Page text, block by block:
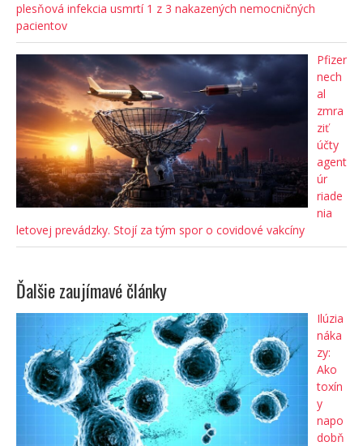
plesňová infekcia usmrtí 1 z 3 nakazených nemocničných
pacientov
Pfizer
nech
al
zmra
ziť
účty
agent
úr
riade
nia
letovej prevádzky. Stojí za tým spor o covidové vakcíny
Ďalšie zaujímavé články
Ilúzia
náka
zy:
Ako
toxín
y
napo
dobň